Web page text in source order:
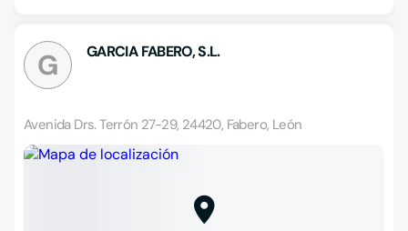
G GARCIA FABERO, S.L.
Avenida Drs. Terrón 27-29, 24420, Fabero, León